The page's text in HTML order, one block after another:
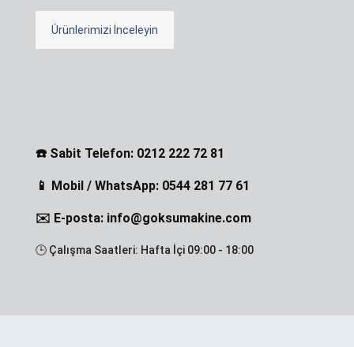
Ürünlerimizi İnceleyin
☎️ Sabit Telefon: 0212 222 72 81
📱 Mobil / WhatsApp: 0544 281 77 61
✉️ E-posta: info@goksumakine.com
🕒 Çalışma Saatleri: Hafta İçi 09:00 - 18:00